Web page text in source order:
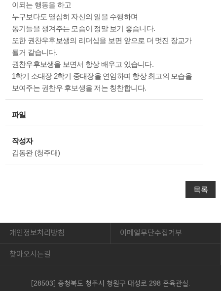
이되는 행동을 하고
누구보다도 열심히 자신의 일을 수행하며
동기들을 챙겨주는 모습이 정말 보기 좋습니다.
또한 권찬우후보생의 리더십을 보면 앞으로 더 멋진 장교가
될거 같습니다.
권찬우후보생을 보면서 항상 배우고 있습니다.
1학기 소대장 2학기 중대장을 연임하며 항상 최고의 모습을
보여주는 권찬우 후보생을 저는 칭찬합니다.
파일
작성자
김동완 (청주대)
목록
개인정보처리방침 이메일무단수집거부
찾아오시는길
[28503] 충청북도 청주시 청원구 대성로 298 훈육관실.